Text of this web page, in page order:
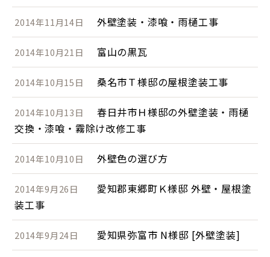
2014年11月14日 外壁塗装・漆喰・雨樋工事
2014年10月21日 富山の黒瓦
2014年10月15日 桑名市Ｔ様邸の屋根塗装工事
2014年10月13日
春日井市Ｈ様邸の外壁塗装・雨樋
交換・漆喰・霧除け改修工事
2014年10月10日 外壁色の選び方
2014年9月26日
愛知郡東郷町Ｋ様邸 外壁・屋根塗
装工事
2014年9月24日 愛知県弥富市 N様邸 [外壁塗装]